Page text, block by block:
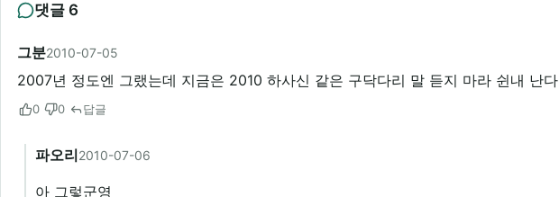
댓글 6
그분2010-07-05
2007년 정도엔 그랬는데 지금은 2010 하사신 같은 구닥다리 말 듣지 마라 쉰내 난다
0 0 답글
파오리2010-07-06
아 그렇군영